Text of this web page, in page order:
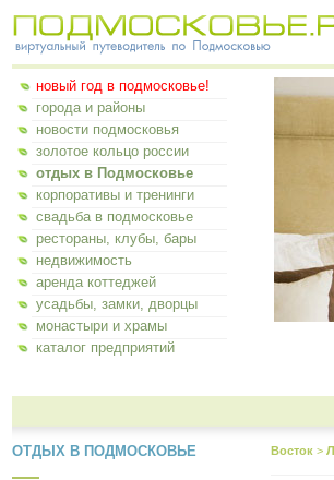
новый год в подмосковье!
города и районы
новости подмосковья
золотое кольцо россии
отдых в Подмосковье
корпоративы и тренинги
свадьба в подмосковье
рестораны, клубы, бары
недвижимость
аренда коттеджей
усадьбы, замки, дворцы
монастыри и храмы
каталог предприятий
ОТДЫХ В ПОДМОСКОВЬЕ Восток >